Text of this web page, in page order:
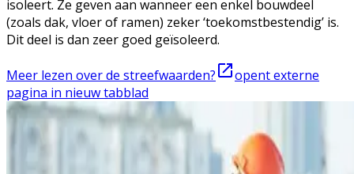
isoleert. Ze geven aan wanneer een enkel bouwdeel
(zoals dak, vloer of ramen) zeker ‘toekomstbestendig’ is.
Dit deel is dan zeer goed geïsoleerd.
Meer lezen over de streefwaarden?
opent externe
pagina in nieuw tabblad